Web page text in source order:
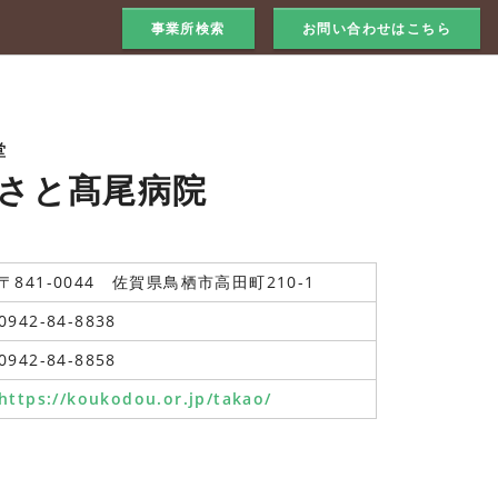
事業所検索 お問い合わせはこちら
と髙尾病院
841-0044 佐賀県鳥栖市高田町210-1
84-8838
84-8858
koukodou.or.jp/takao/